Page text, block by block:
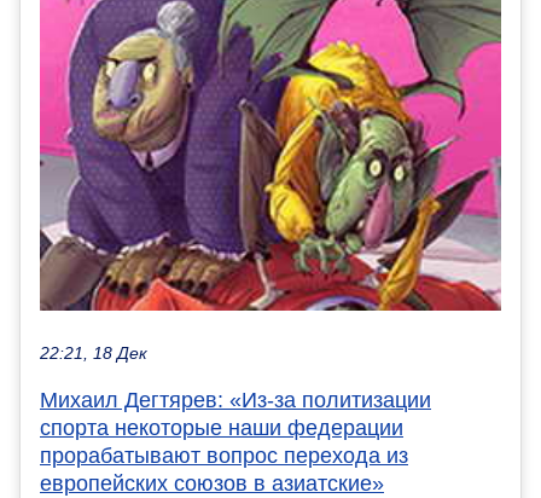
22:21, 18 Дек
Михаил Дегтярев: «Из-за политизации
спорта некоторые наши федерации
прорабатывают вопрос перехода из
европейских союзов в азиатские»